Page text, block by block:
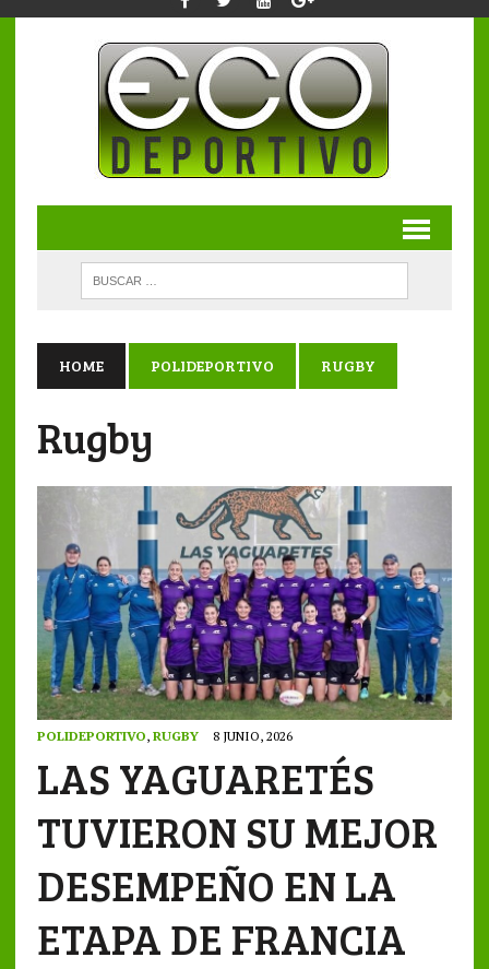
HOME POLIDEPORTIVO RUGBY
Rugby
POLIDEPORTIVO, RUGBY 8 JUNIO, 2026
LAS YAGUARETÉS
TUVIERON SU MEJOR
DESEMPEÑO EN LA
ETAPA DE FRANCIA